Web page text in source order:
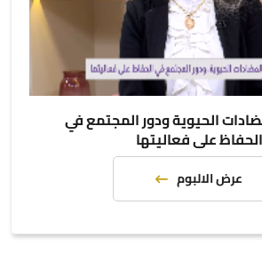
الحيوية ودور المجتمع في
الحفاظ على فعاليتها
عرض الالبوم